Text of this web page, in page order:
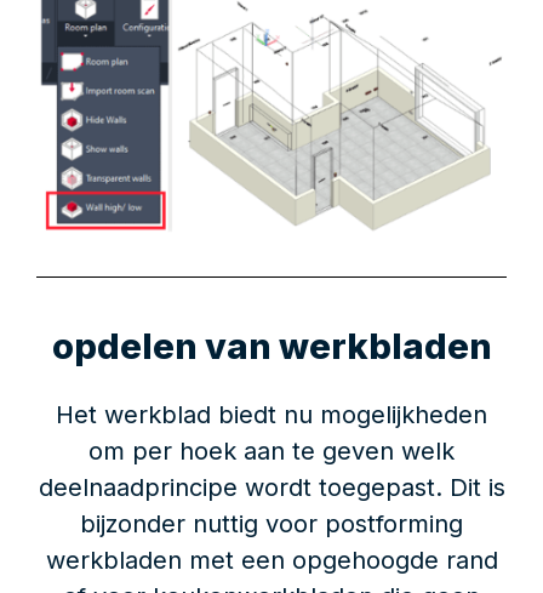
opdelen van werkbladen
Het werkblad biedt nu mogelijkheden
om per hoek aan te geven welk
deelnaadprincipe wordt toegepast. Dit is
bijzonder nuttig voor postforming
werkbladen met een opgehoogde rand